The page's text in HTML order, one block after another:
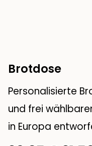
Brotdose
Personalisierte
und frei
in Europa